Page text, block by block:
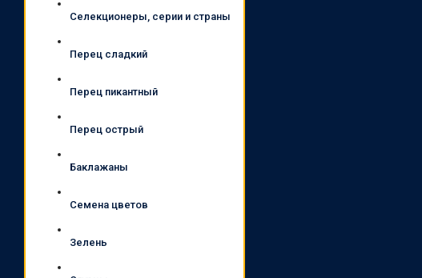
Селекционеры, серии и страны
Перец сладкий
Перец пикантный
Перец острый
Баклажаны
Семена цветов
Зелень